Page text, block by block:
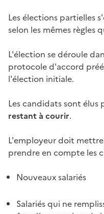
Les élections partielles
selon les mêmes règles
L'élection se déroule
protocole d'accord
l'élection initiale.
Les candidats sont élus
restant à courir.
L'employeur doit
prendre en compte les
Nouveaux salariés
Salariés qui ne